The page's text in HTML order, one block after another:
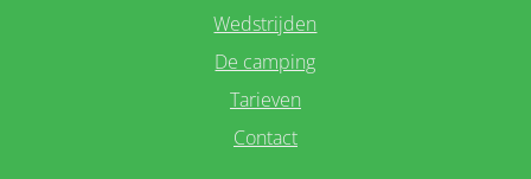
Wedstrijden
De camping
Tarieven
Contact